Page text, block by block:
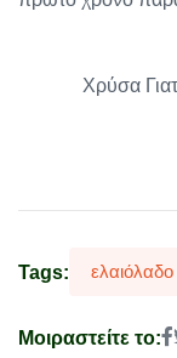
Χρύσα
Tags: ελαιόλαδο
Μοιραστείτε το: